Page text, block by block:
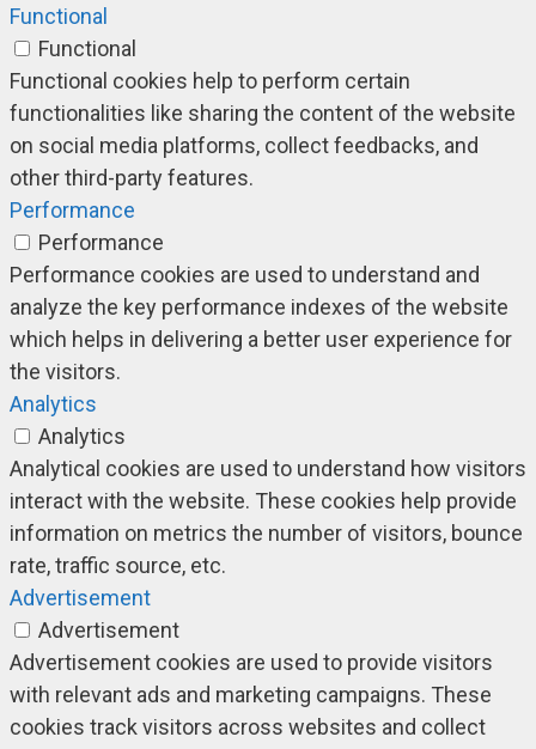
Functional
Functional
Functional cookies help to perform certain
functionalities like sharing the content of the website
on social media platforms, collect feedbacks, and
other third-party features.
Performance
Performance
Performance cookies are used to understand and
analyze the key performance indexes of the website
which helps in delivering a better user experience for
the visitors.
Analytics
Analytics
Analytical cookies are used to understand how visitors
interact with the website. These cookies help provide
information on metrics the number of visitors, bounce
rate, traffic source, etc.
Advertisement
Advertisement
Advertisement cookies are used to provide visitors
with relevant ads and marketing campaigns. These
cookies track visitors across websites and collect